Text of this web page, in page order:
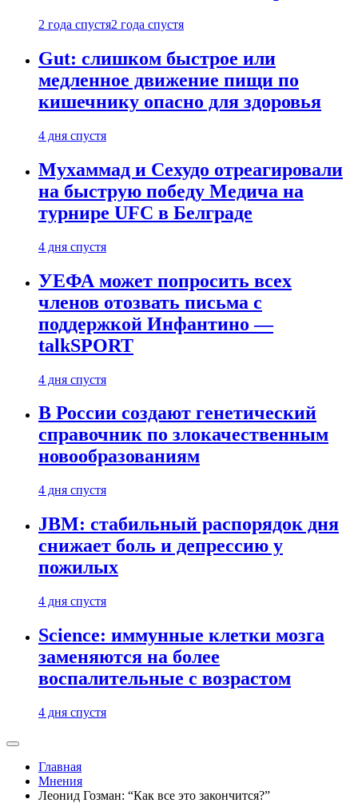
2 года спустя2 года спустя
Gut: слишком быстрое или
медленное движение пищи по
кишечнику опасно для здоровья
4 дня спустя
Мухаммад и Сехудо отреагировали
на быструю победу Медича на
турнире UFC в Белграде
4 дня спустя
УЕФА может попросить всех
членов отозвать письма с
поддержкой Инфантино —
talkSPORT
4 дня спустя
В России создают генетический
справочник по злокачественным
новообразованиям
4 дня спустя
JBM: стабильный распорядок дня
снижает боль и депрессию у
пожилых
4 дня спустя
Science: иммунные клетки мозга
заменяются на более
воспалительные с возрастом
4 дня спустя
Главная
Мнения
Леонид Гозман: “Как все это закончится?”